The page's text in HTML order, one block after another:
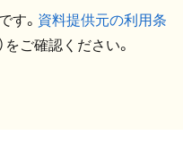
す。 資料提供元の利用条
をご確認ください。